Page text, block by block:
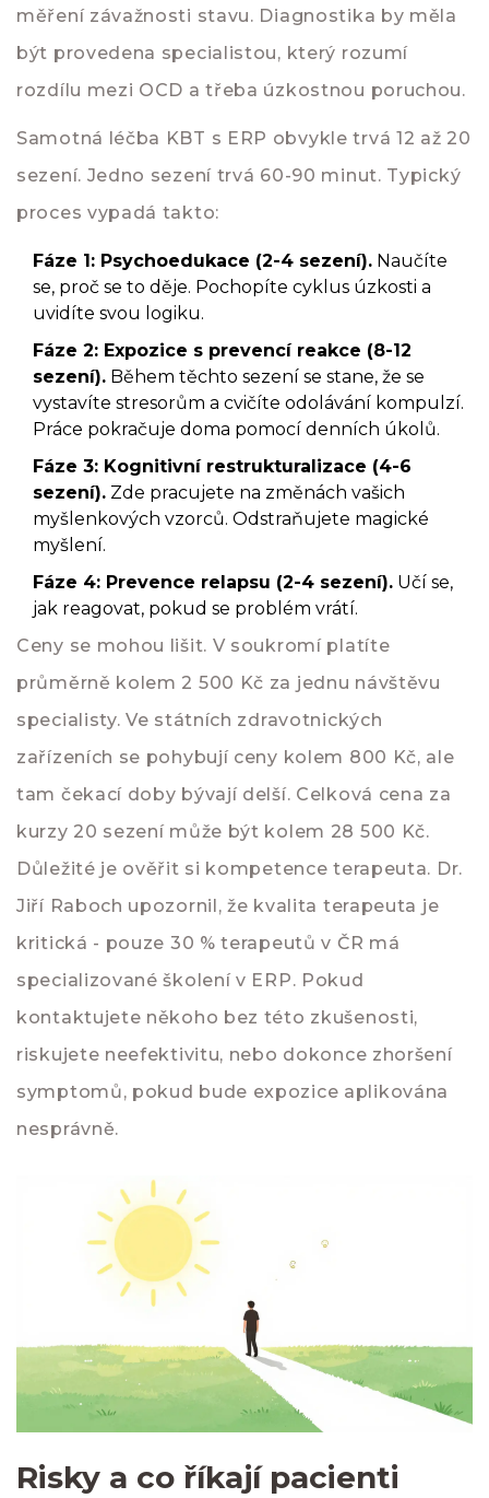
měření závažnosti stavu. Diagnostika by měla
být provedena specialistou, který rozumí
rozdílu mezi OCD a třeba úzkostnou poruchou.
Samotná léčba KBT s ERP obvykle trvá 12 až 20
sezení. Jedno sezení trvá 60-90 minut. Typický
proces vypadá takto:
Fáze 1: Psychoedukace (2-4 sezení). Naučíte
se, proč se to děje. Pochopíte cyklus úzkosti a
uvidíte svou logiku.
Fáze 2: Expozice s prevencí reakce (8-12
sezení). Během těchto sezení se stane, že se
vystavíte stresorům a cvičíte odolávání kompulzí.
Práce pokračuje doma pomocí denních úkolů.
Fáze 3: Kognitivní restrukturalizace (4-6
sezení). Zde pracujete na změnách vašich
myšlenkových vzorců. Odstraňujete magické
myšlení.
Fáze 4: Prevence relapsu (2-4 sezení). Učí se,
jak reagovat, pokud se problém vrátí.
Ceny se mohou lišit. V soukromí platíte
průměrně kolem 2 500 Kč za jednu návštěvu
specialisty. Ve státních zdravotnických
zařízeních se pohybují ceny kolem 800 Kč, ale
tam čekací doby bývají delší. Celková cena za
kurzy 20 sezení může být kolem 28 500 Kč.
Důležité je ověřit si kompetence terapeuta. Dr.
Jiří Raboch upozornil, že kvalita terapeuta je
kritická - pouze 30 % terapeutů v ČR má
specializované školení v ERP. Pokud
kontaktujete někoho bez této zkušenosti,
riskujete neefektivitu, nebo dokonce zhoršení
symptomů, pokud bude expozice aplikována
nesprávně.
Risky a co říkají pacienti